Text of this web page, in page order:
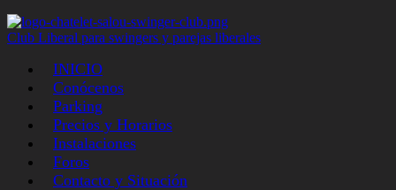
Club Liberal para swingers y parejas liberales
INICIO
Conócenos
Parking
Precios y Horarios
Instalaciones
Foros
Contacto y Situación